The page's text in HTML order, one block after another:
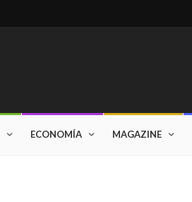
ECONOMÍA MAGAZINE